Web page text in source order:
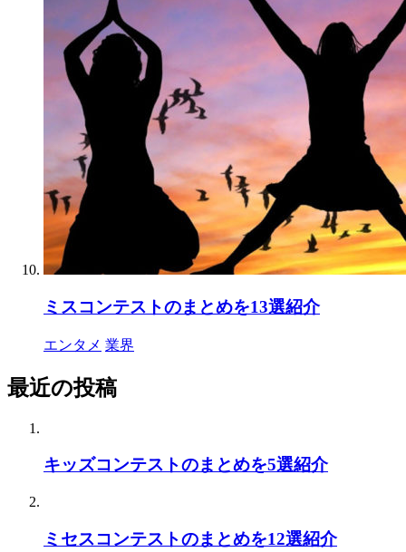
ミスコンテストのまとめを13選紹介
エンタメ 業界
最近の投稿
キッズコンテストのまとめを5選紹介
ミセスコンテストのまとめを12選紹介